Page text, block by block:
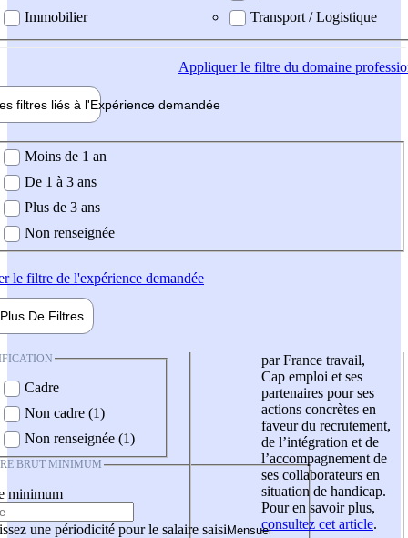
Immobilier
Transport / Logistique
Appliquerle filtre du domaine
filtres liés à l'Expérience demandée
demandée
Moins de 1 an
De 1 à 3 ans
Plus de 3 ans
Non renseignée
le filtre de l'expérience demandée
Plus De Filtres
Cadre
Non cadre (1)
Non renseignée (1)
BRUT MINIMUM
minimum
une périodicité pour le salaire saisi
par France travail,
Cap emploi et ses
partenaires pour ses
actions concrètes en
faveur du recrutement,
de l’intégration et de
l’accompagnement de
ses collaborateurs en
situation de handicap.
Pour en savoir plus,
consultez cet article.